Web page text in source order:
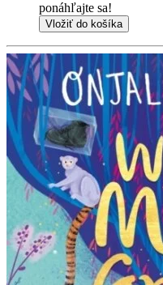
ponáhľajte sa!
Vložiť do košíka